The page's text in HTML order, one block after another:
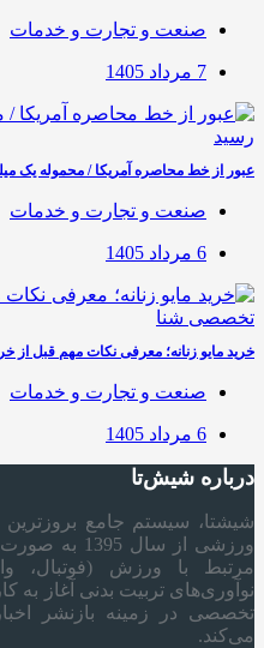
صنعت و تجارت و خدمات
7 مرداد 1405
عبور از خط محاصره آمریکا / محموله یک
صنعت و تجارت و خدمات
6 مرداد 1405
خرید مایو زنانه؛ معرفی نکات مهم قبل
صنعت و تجارت و خدمات
6 مرداد 1405
درباره شیش‌تا
شیشتا، سیستم جامع
ورزشی از
مرتبط با ورزش (فوتبال،
نوآوری‌های تربیت بدنی آغاز به
تخصصی در زمینه بازنشر
می‌کند.